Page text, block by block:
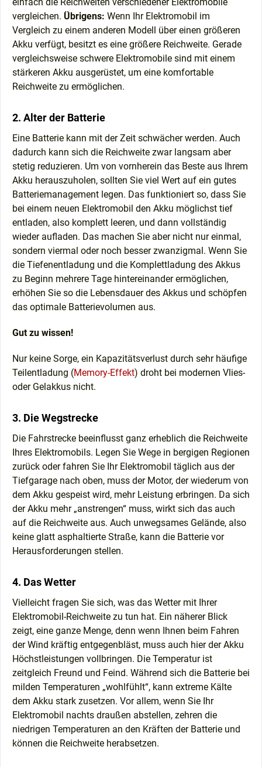
vergleichen. Übrigens: Wenn Ihr Elektromobil im
Vergleich zu einem anderen Modell über einen größeren
Akku verfügt, besitzt es eine größere Reichweite. Gerade
vergleichsweise schwere Elektromobile sind mit einem
stärkeren Akku ausgerüstet, um eine komfortable
Reichweite zu ermöglichen.
2. Alter der Batterie
Eine Batterie kann mit der Zeit schwächer werden. Auch
dadurch kann sich die Reichweite zwar langsam aber
stetig reduzieren. Um von vornherein das Beste aus Ihrem
Akku herauszuholen, sollten Sie viel Wert auf ein gutes
Batteriemanagement legen. Das funktioniert so, dass Sie
bei einem neuen Elektromobil den Akku möglichst tief
entladen, also komplett leeren, und dann vollständig
wieder aufladen. Das machen Sie aber nicht nur einmal,
sondern viermal oder noch besser zwanzigmal. Wenn Sie
die Tiefenentladung und die Komplettladung des Akkus
zu Beginn mehrere Tage hintereinander ermöglichen,
erhöhen Sie so die Lebensdauer des Akkus und schöpfen
das optimale Batterievolumen aus.
Gut zu wissen!
Nur keine Sorge, ein Kapazitätsverlust durch sehr häufige
Teilentladung (Memory-Effekt) droht bei modernen Vlies-
oder Gelakkus nicht.
3. Die Wegstrecke
Die Fahrstrecke beeinflusst ganz erheblich die Reichweite
Ihres Elektromobils. Legen Sie Wege in bergigen Regionen
zurück oder fahren Sie Ihr Elektromobil täglich aus der
Tiefgarage nach oben, muss der Motor, der wiederum von
dem Akku gespeist wird, mehr Leistung erbringen. Da sich
der Akku mehr „anstrengen“ muss, wirkt sich das auch
auf die Reichweite aus. Auch unwegsames Gelände, also
keine glatt asphaltierte Straße, kann die Batterie vor
Herausforderungen stellen.
4. Das Wetter
Vielleicht fragen Sie sich, was das Wetter mit Ihrer
Elektromobil-Reichweite zu tun hat. Ein näherer Blick
zeigt, eine ganze Menge, denn wenn Ihnen beim Fahren
der Wind kräftig entgegenbläst, muss auch hier der Akku
Höchstleistungen vollbringen. Die Temperatur ist
zeitgleich Freund und Feind. Während sich die Batterie bei
milden Temperaturen „wohlfühlt“, kann extreme Kälte
dem Akku stark zusetzen. Vor allem, wenn Sie Ihr
Elektromobil nachts draußen abstellen, zehren die
niedrigen Temperaturen an den Kräften der Batterie und
können die Reichweite herabsetzen.